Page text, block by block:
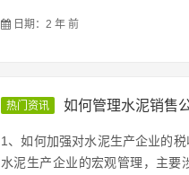
日期：2 年 前
热门资讯 如何管理水泥销售
1、如何加强对水泥生产企业的
水泥生产企业的宏观管理，主要